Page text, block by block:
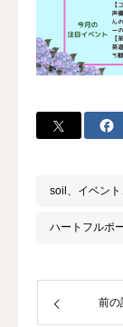
soil、イベント
地域交流、子
ハートフルポ
前の